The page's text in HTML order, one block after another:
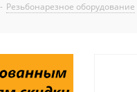
- Резьбонарезное оборудование